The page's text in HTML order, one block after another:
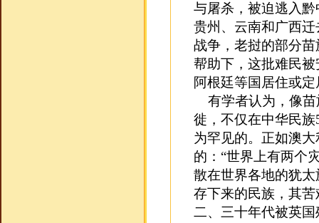
与屠杀，被迫逃入
贵州、云南和广西
战争，老挝的部分
帮助下，这批难民
阿根廷等国居住或定
有学者认为，像苗
徙，不仅在中华民
为罕见的。正如澳
的：“世界上有两个
散在世界各地的犹
存下来的民族，其
二、三十年代被英